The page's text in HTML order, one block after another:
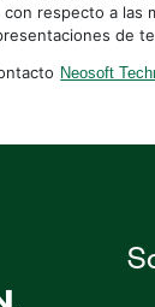
respecto a las
de
Neosoft